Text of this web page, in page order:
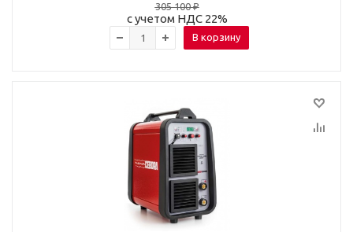
305 100₽
с учетом НДС 22%
В корзину